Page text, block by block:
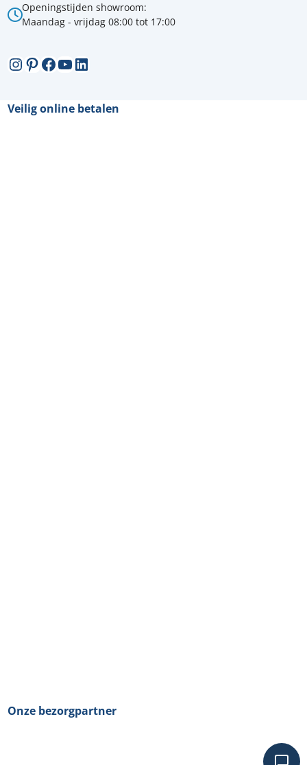
Openingstijden showroom:
Maandag - vrijdag 08:00 tot 17:00
Instagram
Pinterest
Facebook
YouTube
LinkedIn
Veilig online betalen
Onze bezorgpartner